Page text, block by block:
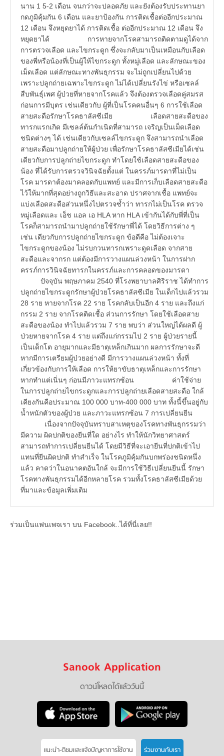
ร่วมเป็นแฟนเพจเรา บน Facebook..ได้ที่นี่เลย!!
Sanook Application
ดาวน์โหลดได้แล้ววันนี้
แนะนำ-ติชมเเละแจ้งปัญหาการใช้งาน ร่วมงานกับเรา